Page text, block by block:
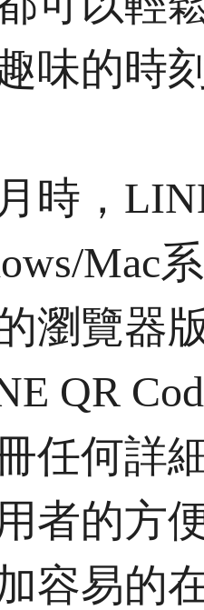
味的時
時，
Mac
瀏覽器
QR
任何詳
者的方
容易的